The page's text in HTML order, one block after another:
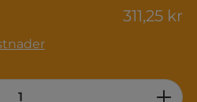
311,25 kr
Enter the desired